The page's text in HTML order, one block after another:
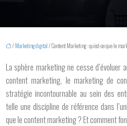
/Marketing digital/ Content Marketing : qu’est-ce que le
La sphère marketing ne cesse d’évoluer
content marketing, le marketing de
stratégie incontournable au sein des
telle une discipline de référence dans
que le content marketing ? Et comment